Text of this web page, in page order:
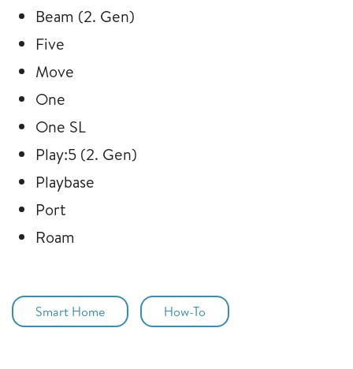
Beam (2. Gen)
Five
Move
One
One SL
Play:5 (2. Gen)
Playbase
Port
Roam
Smart Home How-To